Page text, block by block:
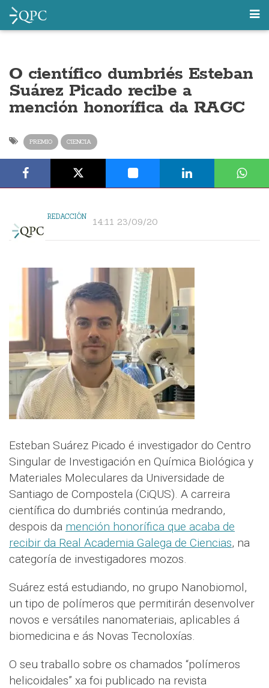
O científico dumbriés Esteban
Suárez Picado recibe a
mención honorífica da RAGC
PREMIO CIENCIA
REDACCIÓN 14:11 23/09/20
Esteban Suárez Picado é investigador do Centro
Singular de Investigación en Química Biológica y
Materiales Moleculares da Universidade de
Santiago de Compostela (CiQUS). A carreira
científica do dumbriés continúa medrando,
despois da mención honorífica que acaba de
recibir da Real Academia Galega de Ciencias, na
categoría de investigadores mozos.
Suárez está estudiando, no grupo Nanobiomol,
un tipo de polímeros que permitirán desenvolver
novos e versátiles nanomateriais, aplicables á
biomedicina e ás Novas Tecnoloxías.
O seu traballo sobre os chamados “polímeros
helicoidales” xa foi publicado na revista